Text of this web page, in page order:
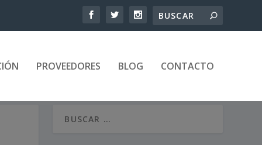
PROVEEDORES BLOG CONTACTO